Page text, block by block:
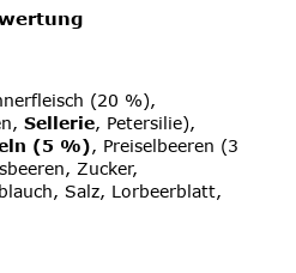
(20 %),
Sellerie, Petersilie),
(5 %), Preiselbeeren (3
Zucker,
Salz, Lorbeerblatt,